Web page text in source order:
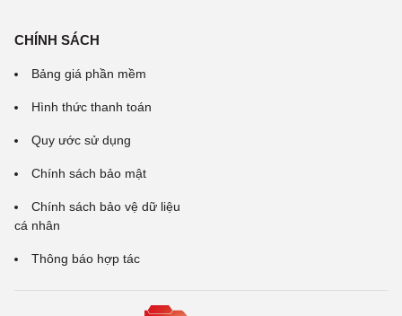
CHÍNH SÁCH
Bảng giá phần mềm
Hình thức thanh toán
Quy ước sử dụng
Chính sách bảo mật
Chính sách bảo vệ dữ liệu
cá nhân
Thông báo hợp tác